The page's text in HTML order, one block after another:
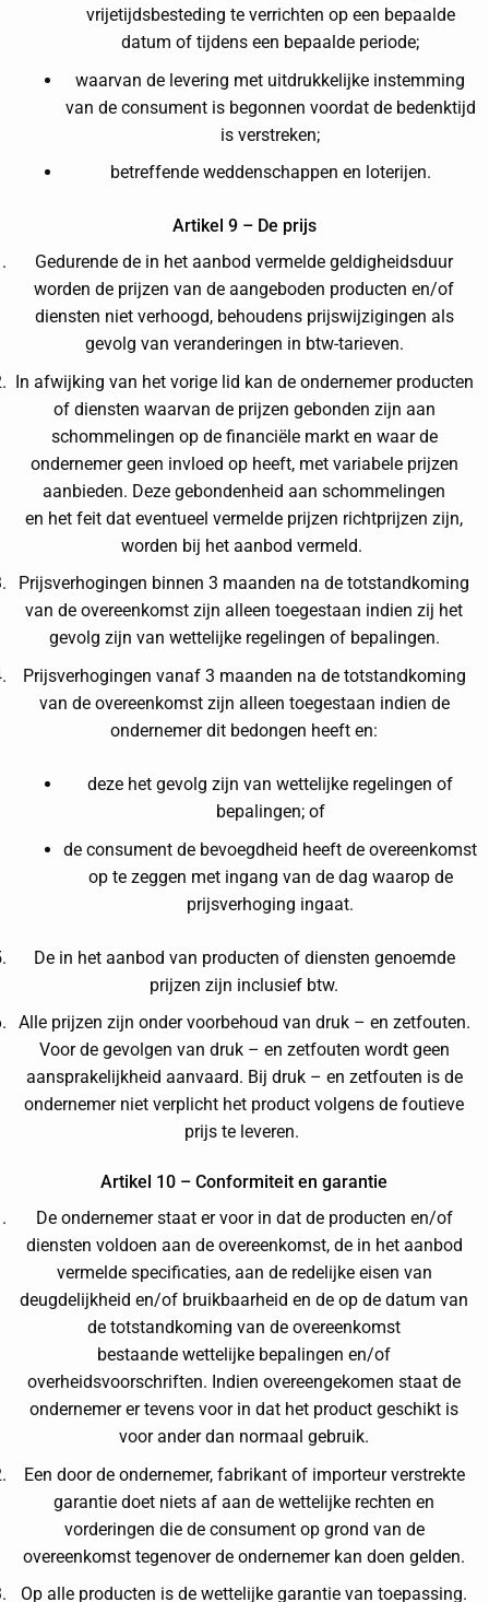
vrijetijdsbesteding te verrichten op een bepaalde
datum of tijdens een bepaalde periode;
waarvan de levering met uitdrukkelijke instemming
van de consument is begonnen voordat de bedenktijd
is verstreken;
betreffende weddenschappen en loterijen.
Artikel 9 – De prijs
Gedurende de in het aanbod vermelde geldigheidsduur
worden de prijzen van de aangeboden producten en/of
diensten niet verhoogd, behoudens prijswijzigingen als
gevolg van veranderingen in btw-tarieven.
In afwijking van het vorige lid kan de ondernemer producten
of diensten waarvan de prijzen gebonden zijn aan
schommelingen op de financiële markt en waar de
ondernemer geen invloed op heeft, met variabele prijzen
aanbieden. Deze gebondenheid aan schommelingen
en het feit dat eventueel vermelde prijzen richtprijzen zijn,
worden bij het aanbod vermeld.
Prijsverhogingen binnen 3 maanden na de totstandkoming
van de overeenkomst zijn alleen toegestaan indien zij het
gevolg zijn van wettelijke regelingen of bepalingen.
Prijsverhogingen vanaf 3 maanden na de totstandkoming
van de overeenkomst zijn alleen toegestaan indien de
ondernemer dit bedongen heeft en:
deze het gevolg zijn van wettelijke regelingen of
bepalingen; of
de consument de bevoegdheid heeft de overeenkomst
op te zeggen met ingang van de dag waarop de
prijsverhoging ingaat.
De in het aanbod van producten of diensten genoemde
prijzen zijn inclusief btw.
Alle prijzen zijn onder voorbehoud van druk – en zetfouten.
Voor de gevolgen van druk – en zetfouten wordt geen
aansprakelijkheid aanvaard. Bij druk – en zetfouten is de
ondernemer niet verplicht het product volgens de foutieve
prijs te leveren.
Artikel 10 – Conformiteit en garantie
De ondernemer staat er voor in dat de producten en/of
diensten voldoen aan de overeenkomst, de in het aanbod
vermelde specificaties, aan de redelijke eisen van
deugdelijkheid en/of bruikbaarheid en de op de datum van
de totstandkoming van de overeenkomst
bestaande wettelijke bepalingen en/of
overheidsvoorschriften. Indien overeengekomen staat de
ondernemer er tevens voor in dat het product geschikt is
voor ander dan normaal gebruik.
Een door de ondernemer, fabrikant of importeur verstrekte
garantie doet niets af aan de wettelijke rechten en
vorderingen die de consument op grond van de
overeenkomst tegenover de ondernemer kan doen gelden.
Op alle producten is de wettelijke garantie van toepassing.